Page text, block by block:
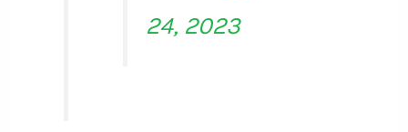
24, 2023